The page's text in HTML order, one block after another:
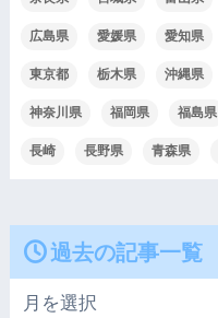
広島県 愛媛県 愛知県
東京都 栃木県 沖縄県
神奈川県 福岡県 福島県
長崎 長野県 青森県
過去の記事一覧